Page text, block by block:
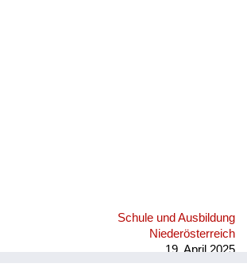
Schule und Ausbildung
Niederösterreich
19. April 2025